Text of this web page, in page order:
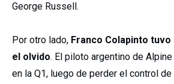
George Russell.
Por otro lado, Franco Colapinto tuvo
el olvido. El piloto argentino de
en la Q1, luego de perder el control